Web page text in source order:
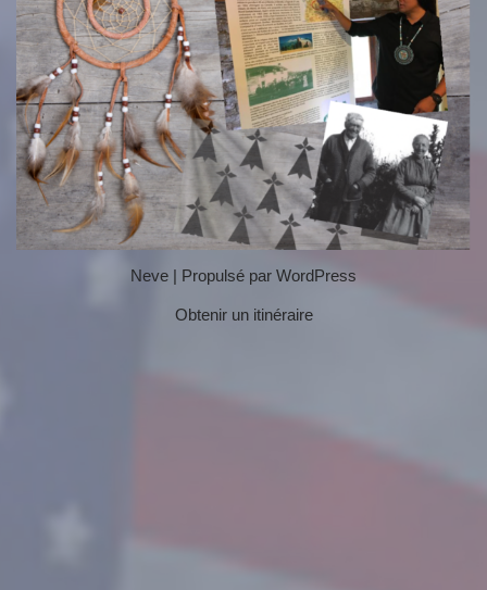
Neve | Propulsé par WordPress
Obtenir un itinéraire